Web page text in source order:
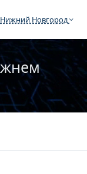
Нижний Новгород